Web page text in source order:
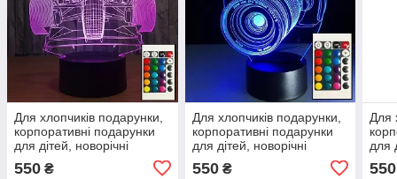
Для хлопчиків подарунки,
корпоративні подарунки
для дітей, новорічні
подарунки для хлопчиків
550 ₴
Для хлопчиків подарунки,
корпоративні подарунки
для дітей, новорічні
подарунки для хлопчиків
550₴
Для
для
550